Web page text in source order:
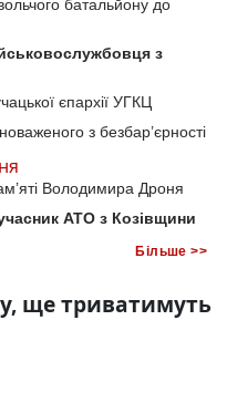
батальйону до
з
єпархії УГКЦ
з безбар’єрності
Володимира Дроня
АТО з Козівщини
Більше >>
ще триватимуть